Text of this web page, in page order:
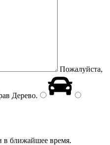
Пожалуйста,
Дерево.
в ближайшее время.